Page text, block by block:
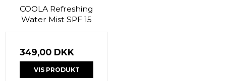
COOLA Refreshing
Water Mist SPF 15
349,00 DKK
VIS PRODUKT